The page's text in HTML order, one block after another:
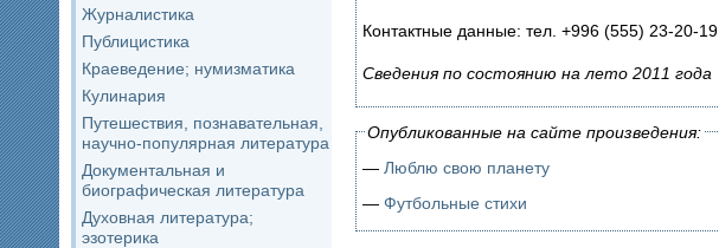
Журналистика
Публицистика
Краеведение; нумизматика
Кулинария
Путешествия, познавательная,
научно-популярная литература
Документальная и
биографическая литература
Духовная литература;
эзотерика
Контактные данные: тел. +996 (555) 23-20-19.
Сведения по состоянию на лето 2011 года
Опубликованные на сайте произведения:
— Люблю свою планету
— Футбольные стихи